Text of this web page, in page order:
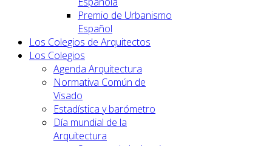
Premio de Urbanismo
Español
Los Colegios de Arquitectos
Los Colegios
Agenda Arquitectura
Normativa Común de
Visado
Estadística y barómetro
Día mundial de la
Arquitectura